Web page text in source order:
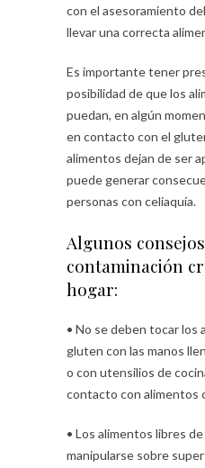
con el asesoramiento
llevar una correcta
Es importante tener
posibilidad de que los
puedan, en algún
en contacto con el
alimentos dejan de ser
puede generar
personas con celiaquía.
Algunos
contaminación
hogar:
• No se deben tocar los
gluten con las manos
o con utensilios de
contacto con alimentos
• Los alimentos libres
manipularse sobre